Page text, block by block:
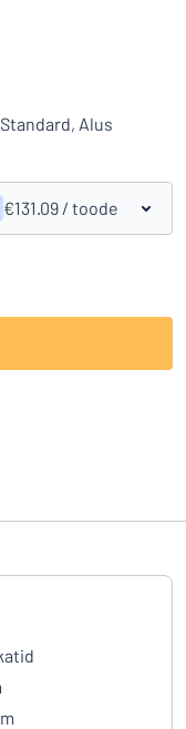
kujundamist
Alus
€131.09 / toode